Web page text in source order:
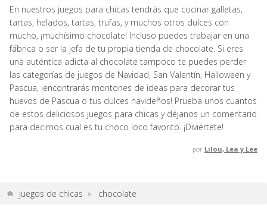
En nuestros juegos para chicas tendrás que cocinar galletas,
tartas, helados, tartas, trufas, y muchos otros dulces con
mucho, ¡muchísimo chocolate! Incluso puedes trabajar en una
fábrica o ser la jefa de tu propia tienda de chocolate. Si eres
una auténtica adicta al chocolate tampoco te puedes perder
las categorías de juegos de Navidad, San Valentín, Halloween y
Pascua, ¡encontrarás montones de ideas para decorar tus
huevos de Pascua o tus dulces navideños! Prueba unos cuantos
de estos deliciosos juegos para chicas y déjanos un comentario
para decirnos cual es tu choco loco favorito. ¡Diviértete!
por Lilou, Lea y Lee
juegos de chicas » chocolate